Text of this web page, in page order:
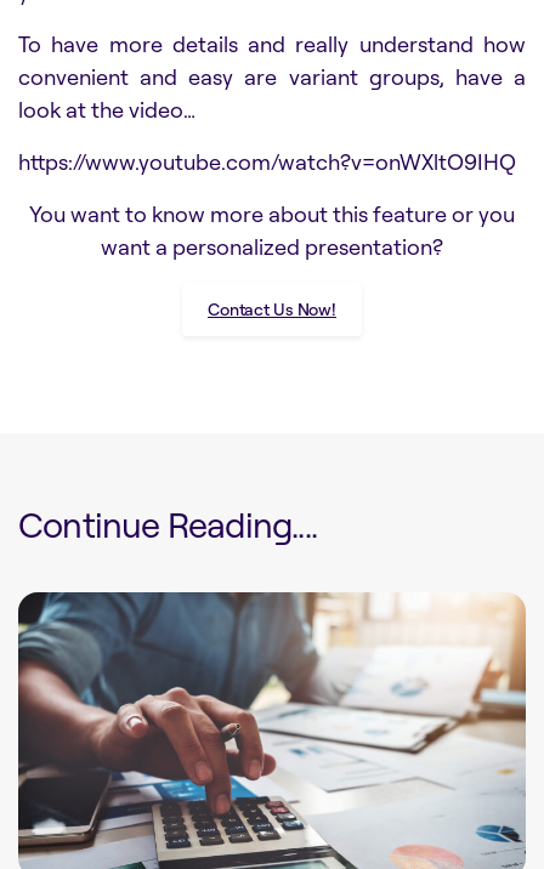
To have more details and really understand how
convenient and easy are variant groups, have a
look at the video…
https://www.youtube.com/watch?v=onWXltO9IHQ
You want to know more about this feature or you
want a personalized presentation?
Contact Us Now!
Continue Reading....